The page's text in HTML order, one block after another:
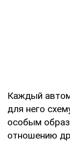
Каждый
для него
особым
отношению